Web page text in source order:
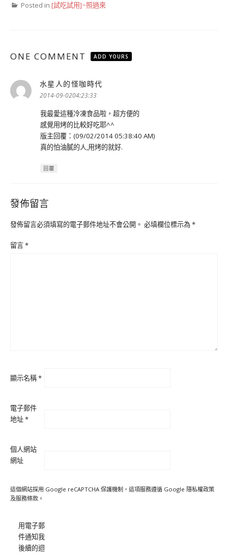
Posted in [試吃試用]~照過來
ONE COMMENT ADD YOURS
水星人的怪咖時代
2014-09-0204:23:33
我最愛這種冷凍食品啦，超方便的
感覺用烤的比較好吃耶^^
版主回覆：(09/02/2014 05:38:40 AM)
真的怕油膩的人,用烤的就好.
回覆
發佈留言
發佈留言必須填寫的電子郵件地址不會公開。 必填欄位標示為*
留言*
顯示名稱*
電子郵件
地址*
個人網站
網址
這個網站採用 Google reCAPTCHA 保護機制，這項服務遵循 Google 隱私權政策
及服務條款 。
用電子郵
件通知我
後續的迴